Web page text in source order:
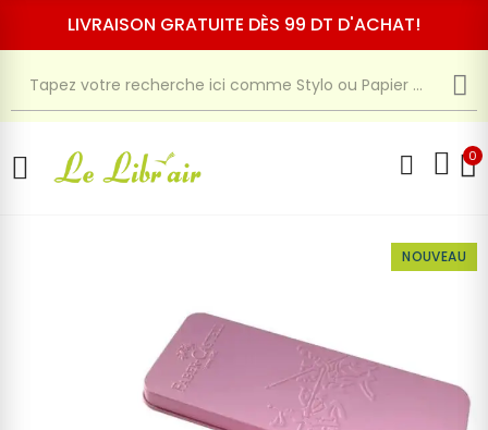
LIVRAISON GRATUITE DÈS 99 DT D'ACHAT!
0
NOUVEAU